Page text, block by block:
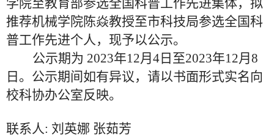
学院至教育部参选全国科普工作先进集体，拟
推荐机械学院陈焱教授至市科技局参选全国科
普工作先进个人，现予以公示。
公示期为 2023年12月4日至2023年12月8
日。公示期间如有异议，请以书面形式实名向
校科协办公室反映。
联系人: 刘英娜 张茹芳